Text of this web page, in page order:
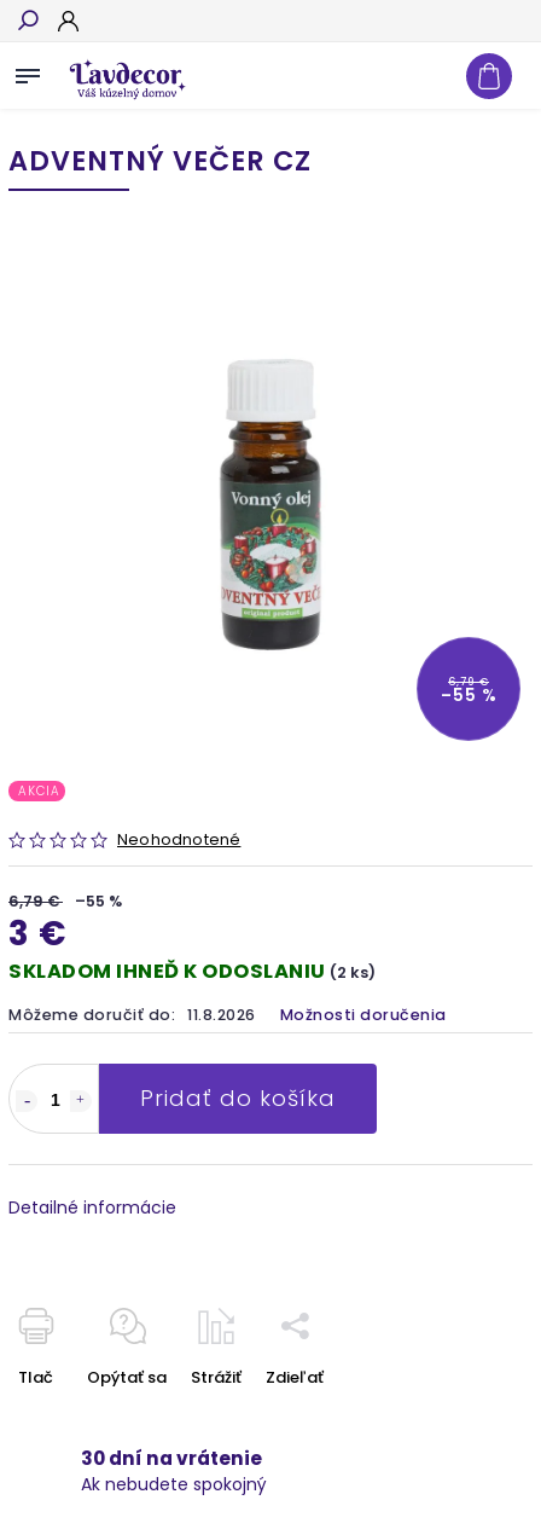
Hľadať
ADVENTNÝ VEČER CZ
6,79 €
–55 %
AKCIA
Neohodnotené
6,79 € –55 %
3 €
SKLADOM IHNEĎ K ODOSLANIU (2 ks)
Môžeme doručiť do: 11.8.2026 Možnosti doručenia
Pridať do košíka
Detailné informácie
Tlač Opýtať sa Strážiť Zdieľať
30 dní na vrátenie
Ak nebudete spokojný